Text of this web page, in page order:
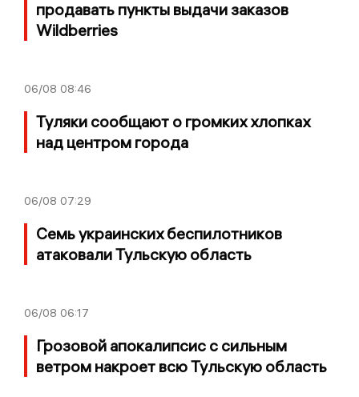
продавать пункты выдачи заказов
Wildberries
06/08 08:46
Туляки сообщают о громких хлопках
над центром города
06/08 07:29
Семь украинских беспилотников
атаковали Тульскую область
06/08 06:17
Грозовой апокалипсис с сильным
ветром накроет всю Тульскую область